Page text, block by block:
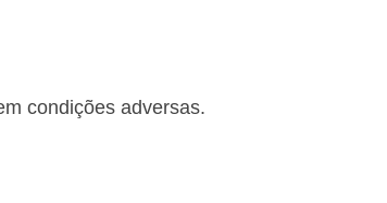
condições adversas.